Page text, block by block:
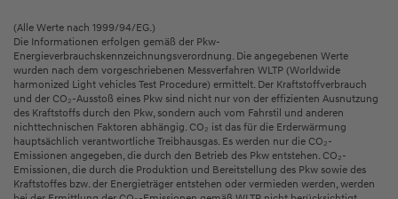
(Alle Werte nach 1999/94/EG.)
Die Informationen erfolgen gemäß der Pkw-
Energieverbrauchskennzeichnungsverordnung. Die angegebenen Werte
wurden nach dem vorgeschriebenen Messverfahren WLTP (Worldwide
harmonized Light vehicles Test Procedure) ermittelt. Der Kraftstoffverbrauch
und der CO₂-Ausstoß eines Pkw sind nicht nur von der effizienten Ausnutzung
des Kraftstoffs durch den Pkw, sondern auch vom Fahrstil und anderen
nichttechnischen Faktoren abhängig. CO₂ ist das für die Erderwärmung
hauptsächlich verantwortliche Treibhausgas. Es werden nur die CO₂-
Emissionen angegeben, die durch den Betrieb des Pkw entstehen. CO₂-
Emissionen, die durch die Produktion und Bereitstellung des Pkw sowie des
Kraftstoffes bzw. der Energieträger entstehen oder vermieden werden, werden